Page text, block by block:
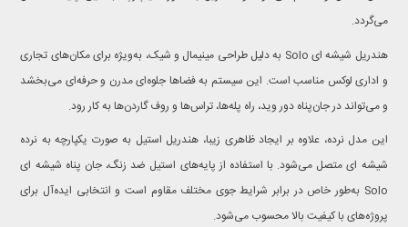
می‌گردد.
هندریل شیشه ای Solo به دلیل طراحی مینیمال و شیک، به‌ویژه برای مکان‌های تجاری
و اداری لوکس مناسب است. این سیستم به فضاها جلوه‌ای مدرن و حرفه‌ای می‌بخشد
و می‌تواند در جان‌پناه دور وید، راه پله‌ها، تراس‌ها و روف گاردن‌ها به کار رود.
این مدل نرده، علاوه بر ایجاد ظاهری زیبا، هندریل استیل به صورت یکپارچه به نرده
شیشه ای متصل می‌شود. با استفاده از پایه‌های استیل ضد زنگ، جان پناه شیشه ای
Solo به‌طور خاص در برابر شرایط جوی مختلف مقاوم است و انتخابی ایده‌آل برای
پروژه‌های با کیفیت بالا محسوب می‌شود.